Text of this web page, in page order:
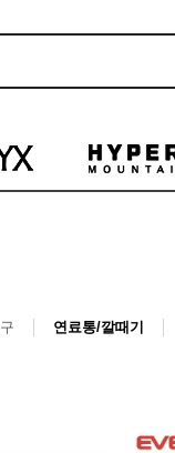
연료통/깔때기